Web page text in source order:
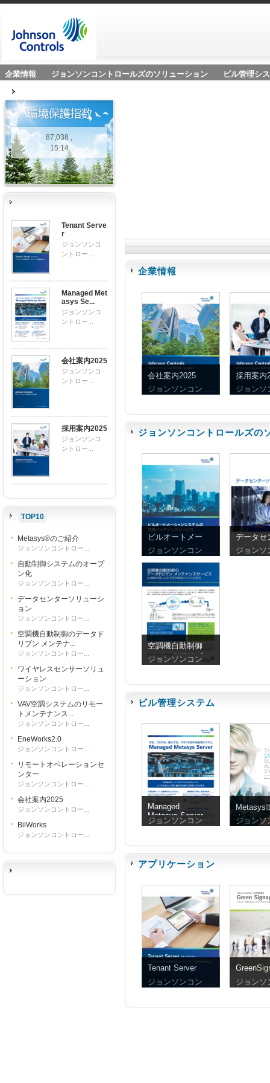
企業情報 ジョンソンコントロールズのソリューション ビル管理シ
87,038 ,
15.14
Tenant Serve
r
ジョンソンコ
ントロー...
Managed Met
asys Se...
ジョンソンコ
ントロー...
会社案内2025
ジョンソンコ
ントロー...
採用案内2025
ジョンソンコ
ントロー...
TOP10
Metasys®のご紹介
ジョンソンコントロー...
自動制御システムのオープ
ン化
ジョンソンコントロー...
データセンターソリューシ
ョン
ジョンソンコントロー...
空調機自動制御のデータド
リブン メンテナ...
ジョンソンコントロー...
ワイヤレスセンサーソリュ
ーション
ジョンソンコントロー...
VAV空調システムのリモー
トメンテナンス...
ジョンソンコントロー...
EneWorks2.0
ジョンソンコントロー...
リモートオペレーションセ
ンター
ジョンソンコントロー...
会社案内2025
ジョンソンコントロー...
BilWorks
ジョンソンコントロー...
企業情報
会社案内2025
ジョンソンコン
採用案内
ジョンソ
ジョンソンコントロールズの
ビルオートメー
ションシステム
の定期メンテナ
ンスサービス
ジョンソンコン
データセ
ソリュー
ジョンソ
空調機自動制御
のデータドリブ
ン メンテナンス
ジョンソンコン
ビル管理システム
Managed
Metasys Server
ジョンソンコン
介
ジョンソ
アプリケーション
Tenant Server
ジョンソンコン
ジョンソ